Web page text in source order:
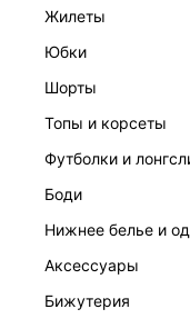
жилеты
юбки
шорты
топы и корсеты
футболки и
боди
нижнее белье и
аксессуары
бижутерия
ЭКСКЛЮЗИВНО ОНЛАЙН